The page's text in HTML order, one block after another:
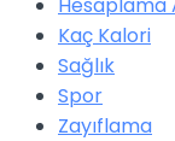
Kaç Kalori
Sağlık
Spor
Zayıflama